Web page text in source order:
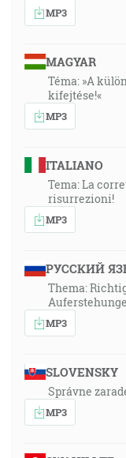
MP3
MAGYAR
Téma: »A
kifejtése!«
MP3
ITALIANO
Tema: La
risurrezioni!
MP3
РУССКИЙ
Thema:
MP3
SLOVENSKY
Správne
MP3